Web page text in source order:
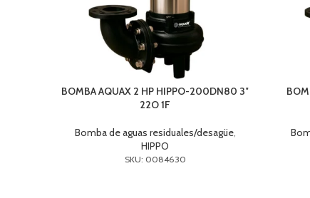
BOMBA AQUAX 2 HP HIPPO-200DN80 3″
22O 1F
Bomba de aguas residuales/desagüe,
HIPPO
SKU: 0084630